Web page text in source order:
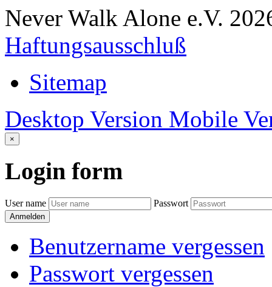
Never Walk Alone e.V.
Haftungsausschluß
Sitemap
Desktop Version Mobile
×
Login form
User name Passwort
Anmelden
Benutzername vergessen
Passwort vergessen